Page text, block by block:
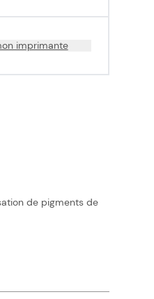
imprimante
de pigments de